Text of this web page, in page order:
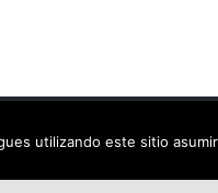
utilizando este sitio